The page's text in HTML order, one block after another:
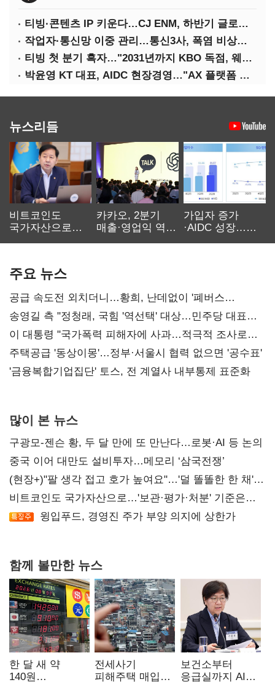
티빙·콘텐츠 IP 키운다…CJ ENM, 하반기 글로벌 확장 가속
작업자·통신망 이중 관리…통신3사, 폭염 비상대응 돌입
티빙 첫 분기 흑자…"2031년까지 KBO 독점, 웨이브 합병도 속도"
박윤영 KT 대표, AIDC 현장경영…"AX 플랫폼 핵심 인프라로 키운다"
뉴스리듬
비트코인도
국가자산으로…'
카카오, 2분기
매출·영업익 역대
가입자 증가
·AIDC 성장…
주요 뉴스
공급 속도전 외치더니…황희, 난데없이 '폐버스
리모델링' 제안
송영길 측 "정청래, 국힘 '역선택' 대상…민주당 대표로
총선 지휘 못해"
이 대통령 "국가폭력 피해자에 사과…적극적 조사로
진실 밝혀야"
주택공급 '동상이몽'…정부·서울시 협력 없으면 '공수표'
'금융복합기업집단' 토스, 전 계열사 내부통제 표준화
많이 본 뉴스
구광모-젠슨 황, 두 달 만에 또 만난다…로봇·AI 등 논의
중국 이어 대만도 설비투자…메모리 ‘삼국전쟁’
(현장+)"팔 생각 접고 호가 높여요"…'덜 똘똘한 한 채'
20억 키맞추기
비트코인도 국가자산으로…'보관·평가·처분' 기준은
숙제
윙입푸드, 경영진 주가 부양 의지에 상한가
함께 볼만한 뉴스
한 달 새 약
140원
전세사기
피해주택 매입
보건소부터
응급실까지 AI